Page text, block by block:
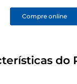
Compre online
do